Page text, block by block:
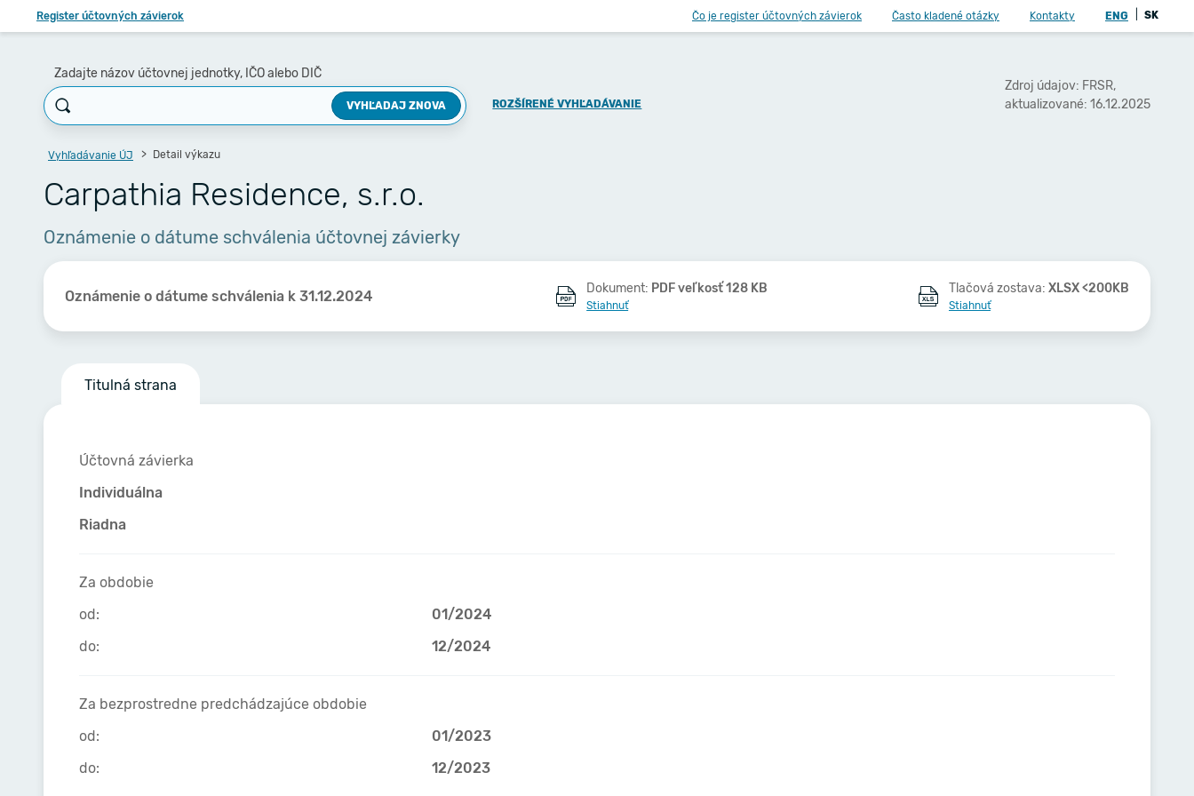
Register účtovných závierok Čo je register účtovných závierok Často kladené otázky Kontakty ENG SK
Zadajte názov účtovnej jednotky, IČO alebo DIČ
VYHĽADAJ ZNOVA ROZŠÍRENÉ VYHĽADÁVANIE
Zdroj údajov: FRSR,
aktualizované: 16.12.2025
Vyhľadávanie ÚJ Detail výkazu
Carpathia Residence, s.r.o.
Oznámenie o dátume schválenia účtovnej závierky
Oznámenie o dátume schválenia k 31.12.2024 Dokument: PDF veľkosť 128 KB
Stiahnuť
Tlačová zostava: XLSX <200KB
Stiahnuť
Titulná strana
Účtovná závierka
Individuálna
Riadna
Za obdobie
od:
01/2024
do:
12/2024
Za bezprostredne predchádzajúce obdobie
od:
01/2023
do:
12/2023